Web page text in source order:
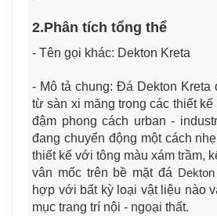
2.Phân tích tổng thể
- Tên gọi khác: Dekton Kreta
- Mô tả chung: Đá Dekton Kreta
từ sàn xi măng trong các thiết
đậm phong cách urban -
đang chuyển động một cách
thiết kế với tông màu xám trầm,
vân mốc trên bề mặt đá Dekton
hợp với bất kỳ loại vật liệu nào
mục trang trí nội - ngoại thất.